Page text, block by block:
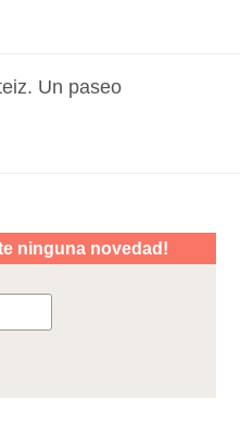
Un paseo